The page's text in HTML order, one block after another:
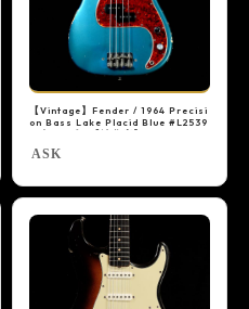
【Vintage】Fender / 1964 Precisi
on Bass Lake Placid Blue #L2539
4《05VG》 【渋谷店】
ASK